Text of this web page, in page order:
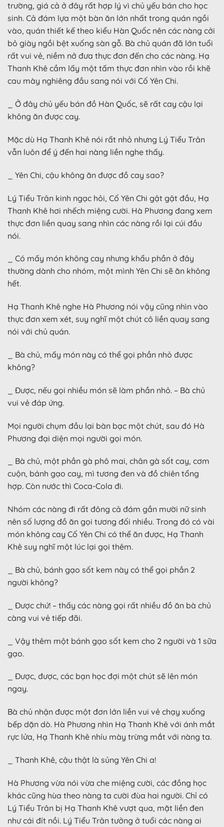
trường, giá cả ở đây rất hợp lý vì chủ yếu bán cho học
sinh. Cả đám lựa một bàn ăn lớn nhất trong quán ngồi
vào, quán thiết kế theo kiểu Hàn Quốc nên các nàng cởi
bỏ giày ngồi bệt xuống sàn gỗ. Bà chủ quán đã lớn tuổi
rất vui vẻ, niềm nở đưa thực đơn đến cho các nàng. Hạ
Thanh Khê cầm lấy một tấm thực đơn nhìn vào rồi khẽ
cau mày nghiêng đầu sang nói với Cố Yên Chi.
_ Ở đây chủ yếu bán đồ Hàn Quốc, sẽ rất cay cậu lại
không ăn được cay.
Mặc dù Hạ Thanh Khê nói rất nhỏ nhưng Lý Tiểu Trân
vẫn luôn để ý đến hai nàng liền nghe thấy.
_ Yên Chi, cậu không ăn được đồ cay sao?
Lý Tiểu Trân kinh ngạc hỏi, Cố Yên Chi gật gật đầu, Hạ
Thanh Khê hơi nhếch miệng cười. Hà Phương đang xem
thực đơn liền quay sang nhìn các nàng rồi lại cúi đầu
nói.
_ Có mấy món không cay nhưng khẩu phần ở đây
thường dành cho nhóm, một mình Yên Chi sẽ ăn không
hết.
Hạ Thanh Khê nghe Hà Phương nói vậy cũng nhìn vào
thực đơn xem xét, suy nghĩ một chút cô liền quay sang
nói với chủ quán.
_ Bà chủ, mấy món này có thể gọi phần nhỏ được
không?
_ Được, nếu gọi nhiều món sẽ làm phần nhỏ. – Bà chủ
vui vẻ đáp ứng.
Mọi người chụm đầu lại bàn bạc một chút, sau đó Hà
Phương đại diện mọi người gọi món.
_ Bà chủ, một phần gà phô mai, chân gà sốt cay, cơm
cuộn, bánh gạo cay, mì tương đen và đồ chiên tổng
hợp. Còn nước thì Coca-Cola đi.
Nhóm các nàng đi rất đông cả đám gần mười nữ sinh
nên số lượng đồ ăn gọi tương đối nhiều. Trong đó có vài
món không cay Cố Yên Chi có thể ăn được, Hạ Thanh
Khê suy nghĩ một lúc lại gọi thêm.
_ Bà chủ, bánh gạo sốt kem này có thể gọi phần 2
người không?
_ Được chứ! – thấy các nàng gọi rất nhiều đồ ăn bà chủ
càng vui vẻ tiếp đãi.
_ Vậy thêm một bánh gạo sốt kem cho 2 người và 1 sữa
gạo.
_ Được, được, các bạn học đợi một chút sẽ lên món
ngay.
Bà chủ nhận được một đơn lớn liền vui vẻ chạy xuống
bếp dặn dò. Hà Phương nhìn Hạ Thanh Khê với ánh mắt
rực lửa, Hạ Thanh Khê nhíu mày trừng mắt với nàng ta.
_ Thanh Khê, cậu thật là sủng Yên Chi a!
Hà Phương vừa nói vừa che miệng cười, các đồng học
khác cũng hùa theo nàng ta cười đùa hai người. Chỉ có
Lý Tiểu Trân bị Hạ Thanh Khê vượt qua, mặt liền đen
như cái đít nồi. Lý Tiểu Trân tưởng ở tuổi các nàng ai